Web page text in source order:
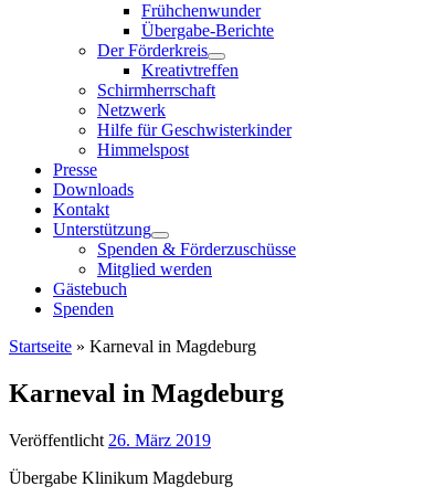
Frühchenwunder
Übergabe-Berichte
Der Förderkreis
Kreativtreffen
Schirmherrschaft
Netzwerk
Hilfe für Geschwisterkinder
Himmelspost
Presse
Downloads
Kontakt
Unterstützung
Spenden & Förderzuschüsse
Mitglied werden
Gästebuch
Spenden
Startseite » Karneval in Magdeburg
Karneval in Magdeburg
Veröffentlicht 26. März 2019
Übergabe Klinikum Magdeburg